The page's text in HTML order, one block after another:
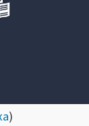
)